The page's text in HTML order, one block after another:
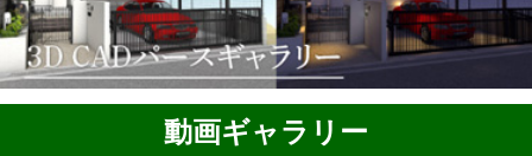
動画ギャラリー